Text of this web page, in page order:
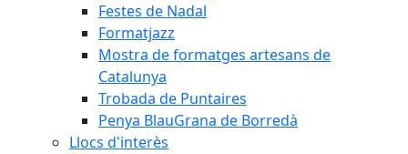
Festes de Nadal
Formatjazz
Mostra de formatges artesans de
Catalunya
Trobada de Puntaires
Penya BlauGrana de Borredà
Llocs d'interès